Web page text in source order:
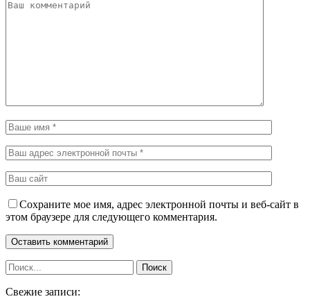
Сохраните мое имя, адрес электронной почты и веб-сайт в
этом браузере для следующего комментария.
Свежие записи: